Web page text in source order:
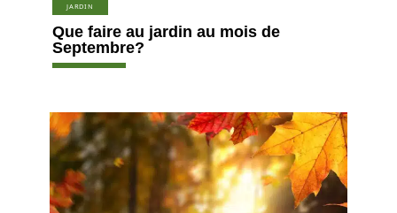
JARDIN
Que faire au jardin au mois de
Septembre?